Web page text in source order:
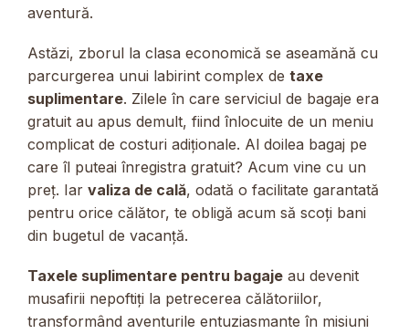
aventură.
Astăzi, zborul la clasa economică se aseamănă cu
parcurgerea unui labirint complex de taxe
suplimentare. Zilele în care serviciul de bagaje era
gratuit au apus demult, fiind înlocuite de un meniu
complicat de costuri adiționale. Al doilea bagaj pe
care îl puteai înregistra gratuit? Acum vine cu un
preț. Iar valiza de cală, odată o facilitate garantată
pentru orice călător, te obligă acum să scoți bani
din bugetul de vacanță.
Taxele suplimentare pentru bagaje au devenit
musafirii nepoftiți la petrecerea călătoriilor,
transformând aventurile entuziasmante în misiuni